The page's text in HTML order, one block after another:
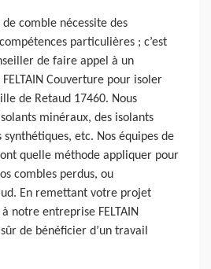
comble nécessite des
particulières ; c’est
de faire appel à un
Couverture pour isoler
de Retaud 17460. Nous
minéraux, des isolants
etc. Nos équipes de
quelle méthode appliquer pour
combles perdus, ou
En remettant votre projet
notre entreprise FELTAIN
de bénéficier d’un travail